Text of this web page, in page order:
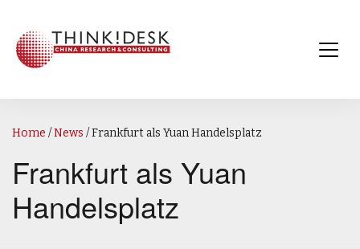
Home /News /Frankfurt als Yuan Handelsplatz
Frankfurt als Yuan
Handelsplatz